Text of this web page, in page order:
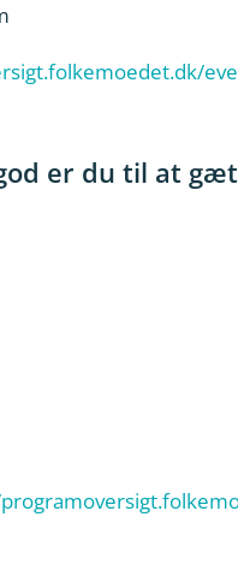
er du til at